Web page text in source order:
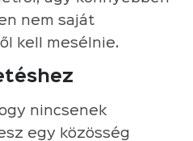
nem saját
kell mesélnie.
nincsenek
egy közösség